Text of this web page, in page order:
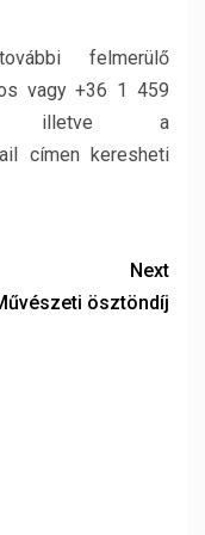
felmerülő
vagy +36 1 459
illetve a
címen keresheti
Next
ösztöndíj